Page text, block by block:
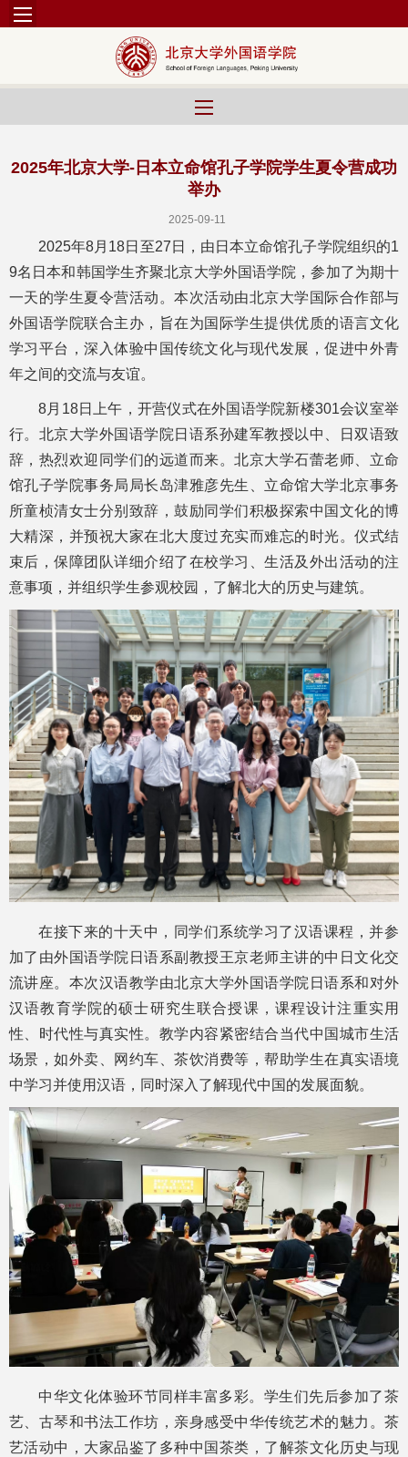
2025年北京大学-日本立命馆孔子学院学生夏令营成功
举办
2025-09-11
2025年8月18日至27日，由日本立命馆孔子学院组织的1
9名日本和韩国学生齐聚北京大学外国语学院，参加了为期十
一天的学生夏令营活动。本次活动由北京大学国际合作部与
外国语学院联合主办，旨在为国际学生提供优质的语言文化
学习平台，深入体验中国传统文化与现代发展，促进中外青
年之间的交流与友谊。
8月18日上午，开营仪式在外国语学院新楼301会议室举
行。北京大学外国语学院日语系孙建军教授以中、日双语致
辞，热烈欢迎同学们的远道而来。北京大学石蕾老师、立命
馆孔子学院事务局局长岛津雅彦先生、立命馆大学北京事务
所童桢清女士分别致辞，鼓励同学们积极探索中国文化的博
大精深，并预祝大家在北大度过充实而难忘的时光。仪式结
束后，保障团队详细介绍了在校学习、生活及外出活动的注
意事项，并组织学生参观校园，了解北大的历史与建筑。
在接下来的十天中，同学们系统学习了汉语课程，并参
加了由外国语学院日语系副教授王京老师主讲的中日文化交
流讲座。本次汉语教学由北京大学外国语学院日语系和对外
汉语教育学院的硕士研究生联合授课，课程设计注重实用
性、时代性与真实性。教学内容紧密结合当代中国城市生活
场景，如外卖、网约车、茶饮消费等，帮助学生在真实语境
中学习并使用汉语，同时深入了解现代中国的发展面貌。
中华文化体验环节同样丰富多彩。学生们先后参加了茶
艺、古琴和书法工作坊，亲身感受中华传统艺术的魅力。茶
艺活动中，大家品鉴了多种中国茶类，了解茶文化历史与现